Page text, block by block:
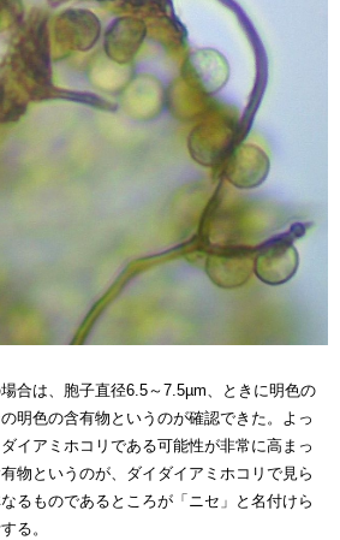
合は、胞子直径6.5～7.5µm、ときに明色の
明色の含有物というのが確認できた。よっ
イアミホコリである可能性が非常に高まっ
物というのが、ダイダイアミホコリで見ら
るものであるところが「ニセ」と名付けら
る。